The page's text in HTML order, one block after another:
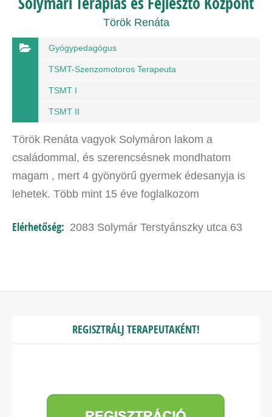
Török Renáta
Gyógypedagógus
TSMT-Szenzomotoros Terapeuta
TSMT I
TSMT II
Török Renáta vagyok Solymáron lakom a
családommal, és szerencsésnek mondhatom
magam , mert 4 gyönyörű gyermek édesanyja is
lehetek. Több mint 15 éve foglalkozom
Óvópedagógusként, majd tanulmányaimat
Elérhetőség: 2083 Solymár Terstyánszky utca 63
REGISZTRÁLJ TERAPEUTAKÉNT!